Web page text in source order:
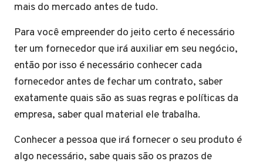
mais do mercado antes de tudo.
Para você empreender do jeito certo é necessário
ter um fornecedor que irá auxiliar em seu negócio,
então por isso é necessário conhecer cada
fornecedor antes de fechar um contrato, saber
exatamente quais são as suas regras e políticas da
empresa, saber qual material ele trabalha.
Conhecer a pessoa que irá fornecer o seu produto é
algo necessário, sabe quais são os prazos de